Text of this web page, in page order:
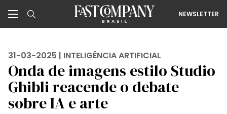
NEWSLETTER
31-03-2025 | INTELIGÊNCIA ARTIFICIAL
Onda de imagens estilo Studio
Ghibli reacende o debate
sobre IA e arte